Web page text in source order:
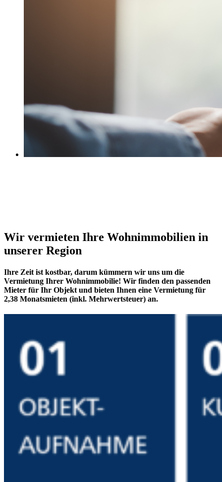
Wir vermieten Ihre Wohnimmobilien in
unserer Region
Ihre Zeit ist kostbar, darum kümmern wir uns um die
Vermietung Ihrer Wohnimmobilie! Wir finden den passenden
Mieter für Ihr Objekt und bieten Ihnen eine Vermietung für
2,38 Monatsmieten (inkl. Mehrwertsteuer) an.